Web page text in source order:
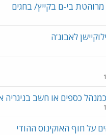
בי-ם בקייץ/ בחגים
לאבוג'ה
כספים או חשב בניגריה
על חוף האוקינוס ההודי